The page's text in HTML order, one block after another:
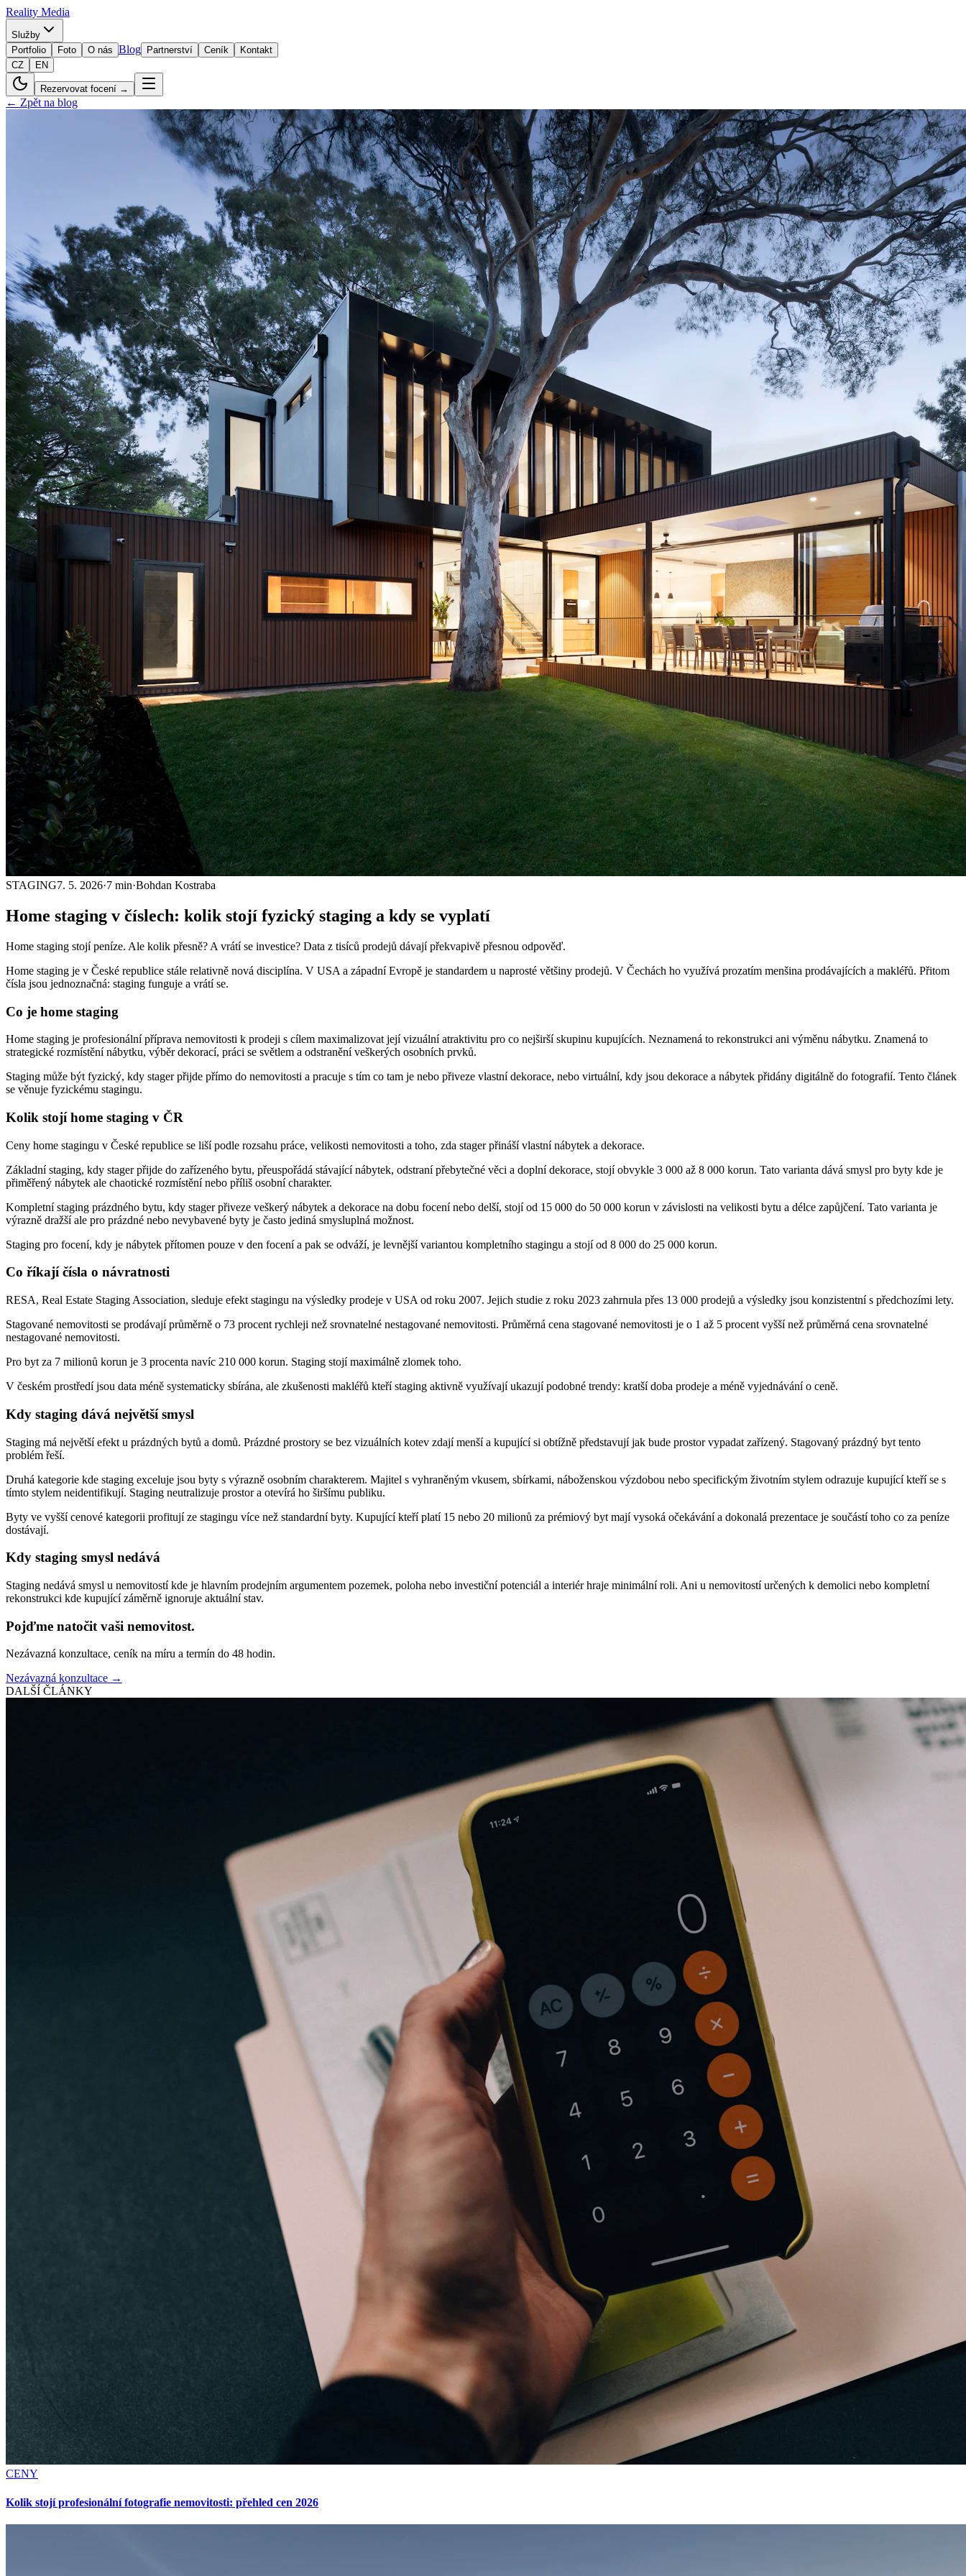
Reality Media
Služby
Portfolio
Foto O nás Blog Partnerství Ceník
Kontakt
CZ
EN
Rezervovat focení →
← Zpět na blog
STAGING7. 5. 2026·7 min·Bohdan Kostraba
Home staging v číslech: kolik stojí fyzický staging a kdy se vyplatí
Home staging stojí peníze. Ale kolik přesně? A vrátí se investice? Data z tisíců prodejů dávají překvapivě přesnou odpověď.
Home staging je v České republice stále relativně nová disciplína. V USA a západní Evropě je standardem u naprosté většiny prodejů. V Čechách ho využívá prozatím menšina prodávajících a makléřů. Přitom
čísla jsou jednoznačná: staging funguje a vrátí se.
Co je home staging
Home staging je profesionální příprava nemovitosti k prodeji s cílem maximalizovat její vizuální atraktivitu pro co nejširší skupinu kupujících. Neznamená to rekonstrukci ani výměnu nábytku. Znamená to
strategické rozmístění nábytku, výběr dekorací, práci se světlem a odstranění veškerých osobních prvků.
Staging může být fyzický, kdy stager přijde přímo do nemovitosti a pracuje s tím co tam je nebo přiveze vlastní dekorace, nebo virtuální, kdy jsou dekorace a nábytek přidány digitálně do fotografií. Tento článek
se věnuje fyzickému stagingu.
Kolik stojí home staging v ČR
Ceny home stagingu v České republice se liší podle rozsahu práce, velikosti nemovitosti a toho, zda stager přináší vlastní nábytek a dekorace.
Základní staging, kdy stager přijde do zařízeného bytu, přeuspořádá stávající nábytek, odstraní přebytečné věci a doplní dekorace, stojí obvykle 3 000 až 8 000 korun. Tato varianta dává smysl pro byty kde je
přiměřený nábytek ale chaotické rozmístění nebo příliš osobní charakter.
Kompletní staging prázdného bytu, kdy stager přiveze veškerý nábytek a dekorace na dobu focení nebo delší, stojí od 15 000 do 50 000 korun v závislosti na velikosti bytu a délce zapůjčení. Tato varianta je
výrazně dražší ale pro prázdné nebo nevybavené byty je často jediná smysluplná možnost.
Staging pro focení, kdy je nábytek přítomen pouze v den focení a pak se odváží, je levnější variantou kompletního stagingu a stojí od 8 000 do 25 000 korun.
Co říkají čísla o návratnosti
RESA, Real Estate Staging Association, sleduje efekt stagingu na výsledky prodeje v USA od roku 2007. Jejich studie z roku 2023 zahrnula přes 13 000 prodejů a výsledky jsou konzistentní s předchozími lety.
Stagované nemovitosti se prodávají průměrně o 73 procent rychleji než srovnatelné nestagované nemovitosti. Průměrná cena stagované nemovitosti je o 1 až 5 procent vyšší než průměrná cena srovnatelné
nestagované nemovitosti.
Pro byt za 7 milionů korun je 3 procenta navíc 210 000 korun. Staging stojí maximálně zlomek toho.
V českém prostředí jsou data méně systematicky sbírána, ale zkušenosti makléřů kteří staging aktivně využívají ukazují podobné trendy: kratší doba prodeje a méně vyjednávání o ceně.
Kdy staging dává největší smysl
Staging má největší efekt u prázdných bytů a domů. Prázdné prostory se bez vizuálních kotev zdají menší a kupující si obtížně představují jak bude prostor vypadat zařízený. Stagovaný prázdný byt tento
problém řeší.
Druhá kategorie kde staging exceluje jsou byty s výrazně osobním charakterem. Majitel s vyhraněným vkusem, sbírkami, náboženskou výzdobou nebo specifickým životním stylem odrazuje kupující kteří se s
tímto stylem neidentifikují. Staging neutralizuje prostor a otevírá ho širšímu publiku.
Byty ve vyšší cenové kategorii profitují ze stagingu více než standardní byty. Kupující kteří platí 15 nebo 20 milionů za prémiový byt mají vysoká očekávání a dokonalá prezentace je součástí toho co za peníze
dostávají.
Kdy staging smysl nedává
Staging nedává smysl u nemovitostí kde je hlavním prodejním argumentem pozemek, poloha nebo investiční potenciál a interiér hraje minimální roli. Ani u nemovitostí určených k demolici nebo kompletní
rekonstrukci kde kupující záměrně ignoruje aktuální stav.
Pojďme natočit vaši nemovitost.
Nezávazná konzultace, ceník na míru a termín do 48 hodin.
Nezávazná konzultace →
DALŠÍ ČLÁNKY
CENY
Kolik stojí profesionální fotografie nemovitosti: přehled cen 2026